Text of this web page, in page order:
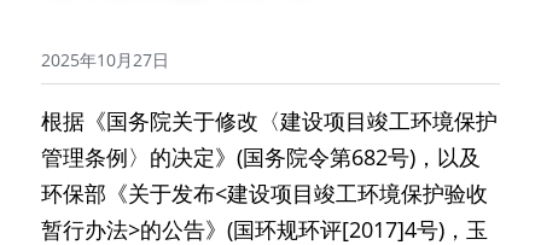
2025年10月27日
根据《国务院关于修改〈建设项目竣工环境保护
管理条例〉的决定》(国务院令第682号)，以及
环保部《关于发布<建设项目竣工环境保护验收
暂行办法>的公告》(国环规环评[2017]4号)，玉